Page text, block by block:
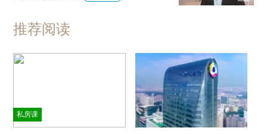
推荐阅读
私房课